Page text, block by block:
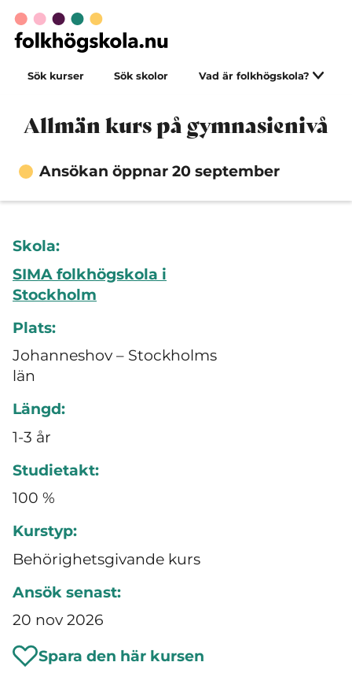
Sök kurser Sök skolor Vad är folkhögskola?
Allmän kurs på gymnasienivå
Ansökan öppnar 20 september
Skola:
SIMA folkhögskola i
Stockholm
Plats:
Johanneshov – Stockholms
län
Längd:
1-3 år
Studietakt:
100 %
Kurstyp:
Behörighetsgivande kurs
Ansök senast:
20 nov 2026
Spara den här kursen